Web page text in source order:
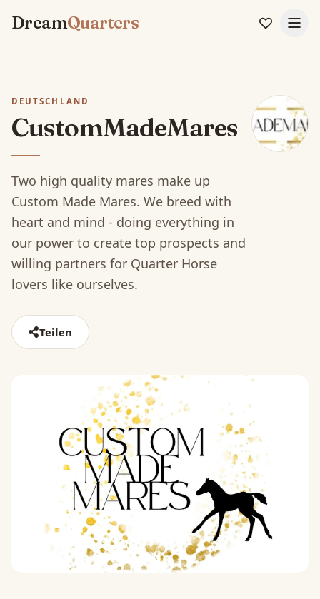
DreamQuarters
DEUTSCHLAND
CustomMadeMares
Two high quality mares make up
Custom Made Mares. We breed with
heart and mind - doing everything in
our power to create top prospects and
willing partners for Quarter Horse
lovers like ourselves.
Teilen